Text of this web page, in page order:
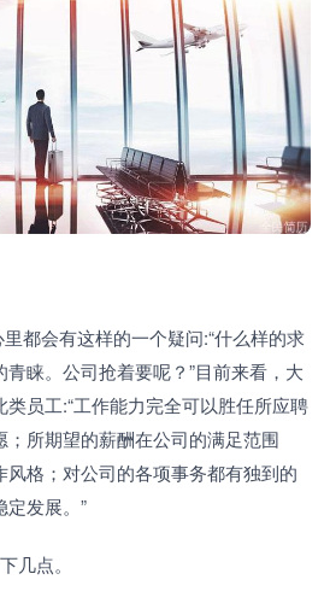
睐。公司抢着要呢？”目前来看，大
员工:“工作能力完全可以胜任所应聘
所期望的薪酬在公司的满足范围
格；对公司的各项事务都有独到的
定发展。”
几点。